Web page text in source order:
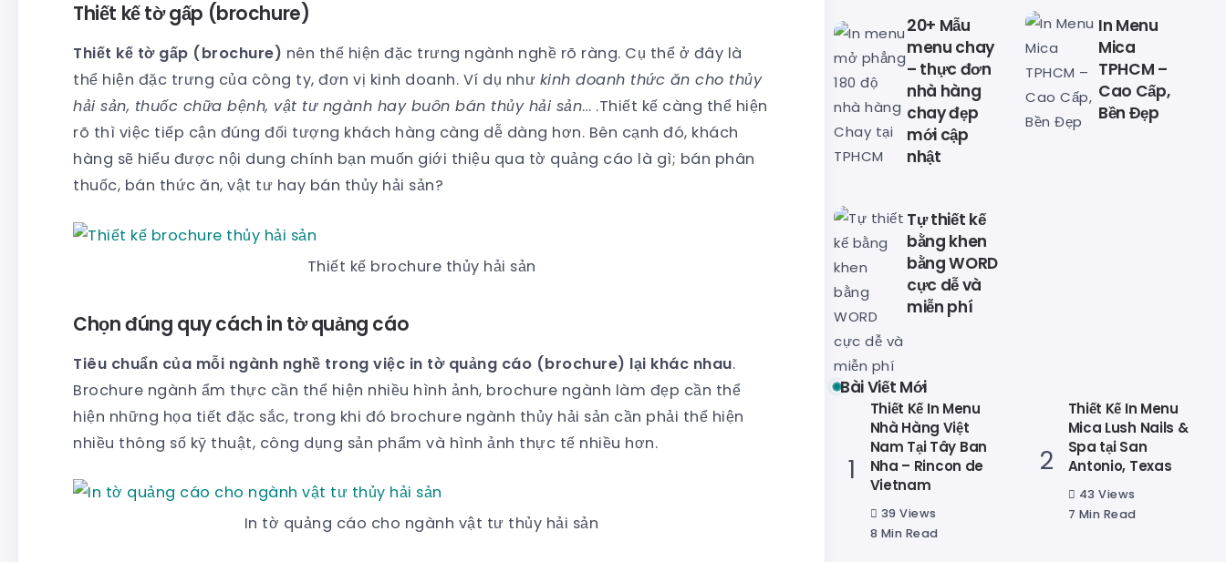
Thiết kế tờ gấp (brochure)
Thiết kế tờ gấp (brochure) nên thể hiện đặc trưng ngành nghề rõ ràng. Cụ thể ở đây là
thể hiện đặc trưng của công ty, đơn vị kinh doanh. Ví dụ như kinh doanh thức ăn cho thủy
hải sản, thuốc chữa bệnh, vật tư ngành hay buôn bán thủy hải sản… .Thiết kế càng thể hiện
rõ thì việc tiếp cận đúng đối tượng khách hàng càng dễ dàng hơn. Bên cạnh đó, khách
hàng sẽ hiểu được nội dung chính bạn muốn giới thiệu qua tờ quảng cáo là gì; bán phân
thuốc, bán thức ăn, vật tư hay bán thủy hải sản?
Thiết kế brochure thủy hải sản
Chọn đúng quy cách in tờ quảng cáo
Tiêu chuẩn của mỗi ngành nghề trong việc in tờ quảng cáo (brochure) lại khác nhau.
Brochure ngành ẩm thực cần thể hiện nhiều hình ảnh, brochure ngành làm đẹp cần thể
hiện những họa tiết đặc sắc, trong khi đó brochure ngành thủy hải sản cần phải thể hiện
nhiều thông số kỹ thuật, công dụng sản phẩm và hình ảnh thực tế nhiều hơn.
In tờ quảng cáo cho ngành vật tư thủy hải sản
20+ Mẫu
menu chay
– thực đơn
nhà hàng
chay đẹp
mới cập
nhật
In Menu
Mica
TPHCM –
Cao Cấp,
Bền Đẹp
Tự thiết kế
bằng khen
bằng WORD
cực dễ và
miễn phí
Bài Viết Mới
Thiết Kế In Menu
Nhà Hàng Việt
Nam Tại Tây Ban
Nha – Rincon de
Vietnam
39 Views
8 Min Read
Thiết Kế In Menu
Mica Lush Nails &
Spa tại San
Antonio, Texas
43 Views
7 Min Read